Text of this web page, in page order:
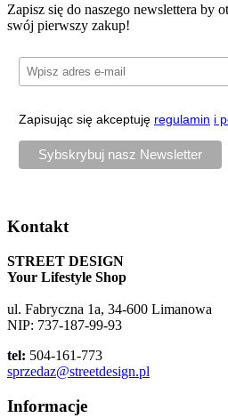
Zapisz się do naszego newslettera by
swój pierwszy zakup!
Zapisując się akceptuję regulamin i
Kontakt
STREET DESIGN
Your Lifestyle Shop
ul. Fabryczna 1a, 34-600 Limanowa
NIP: 737-187-99-93
tel: 504-161-773
sprzedaz@streetdesign.pl
Informacje